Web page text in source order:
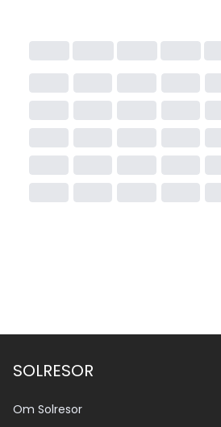
SOLRESOR
Om Solresor